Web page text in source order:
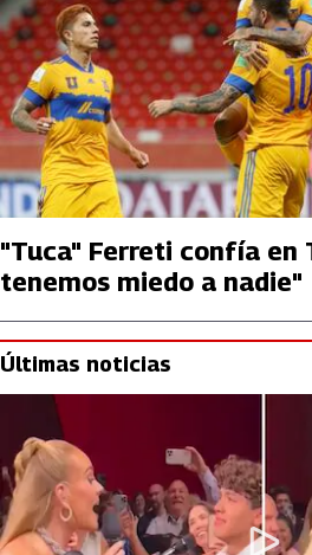
"Tuca" Ferreti confía en
tenemos miedo a nadie"
Últimas noticias